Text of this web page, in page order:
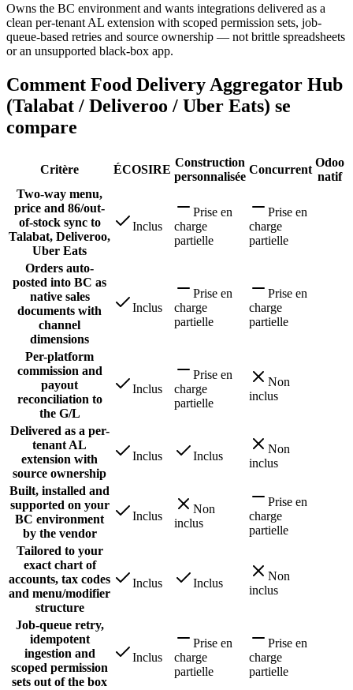
Owns the BC environment and wants integrations delivered as a
clean per-tenant AL extension with scoped permission sets, job-
queue-based retries and source ownership — not brittle spreadsheets
or an unsupported black-box app.
Comment Food Delivery Aggregator Hub
(Talabat / Deliveroo / Uber Eats) se
compare
Critère ÉCOSIRE
Construction
personnalisée
Concurrent
Odoo
natif
Two-way menu,
price and 86/out-
of-stock sync to
Talabat, Deliveroo,
Uber Eats
Inclus
Prise en
charge
partielle
Prise en
charge
partielle
Orders auto-
posted into BC as
native sales
documents with
channel
dimensions
Inclus
Prise en
charge
partielle
Prise en
charge
partielle
Per-platform
commission and
payout
reconciliation to
the G/L
Inclus
Prise en
charge
partielle
Non
inclus
Delivered as a per-
tenant AL
extension with
source ownership
Inclus Inclus
Non
inclus
Built, installed and
supported on your
BC environment
by the vendor
Inclus
Non
inclus
Prise en
charge
partielle
Tailored to your
exact chart of
accounts, tax codes
and menu/modifier
structure
Inclus Inclus
Non
inclus
Job-queue retry,
idempotent
ingestion and
scoped permission
sets out of the box
Inclus
Prise en
charge
partielle
Prise en
charge
partielle